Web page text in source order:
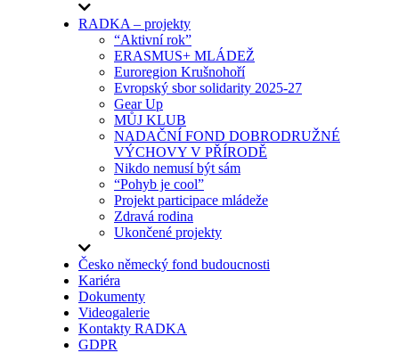
RADKA – projekty
“Aktivní rok”
ERASMUS+ MLÁDEŽ
Euroregion Krušnohoří
Evropský sbor solidarity 2025-27
Gear Up
MŮJ KLUB
NADAČNÍ FOND DOBRODRUŽNÉ
VÝCHOVY V PŘÍRODĚ
Nikdo nemusí být sám
“Pohyb je cool”
Projekt participace mládeže
Zdravá rodina
Ukončené projekty
Česko německý fond budoucnosti
Kariéra
Dokumenty
Videogalerie
Kontakty RADKA
GDPR